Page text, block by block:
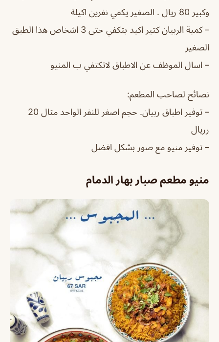
وكبير 80 ريال . الصغير يكفي نفرين اكيلة
– كمية الربيان كثير اكيد بتكفي حتى 3 اشخاص هذا الطبق
الصغير
– اسال الموظف عن الاطباق لاتكتفي ب المنيو
نصائح لصاحب المطعم:
– توفير اطباق ربيان. حجم اصغر للنفر الواحد مثال 20
رريال
– توفير منيو مع صور بشكل افضل
منيو مطعم صبار بهار الدمام